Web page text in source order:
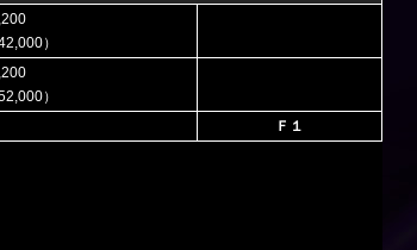
）
）
Ｆ１